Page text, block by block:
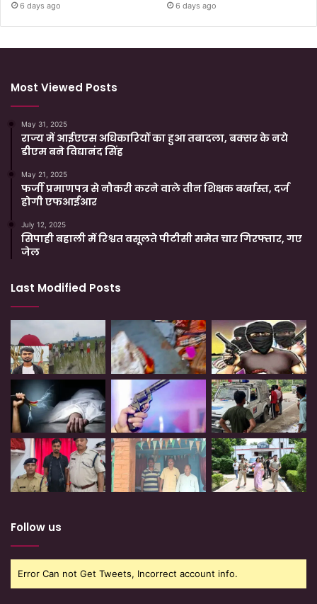
6 days ago 6 days ago
Most Viewed Posts
May 31, 2025
राज्य में आईएएस अधिकारियों का हुआ तबादला, बक्सर के नये
डीएम बने विद्यानंद सिंह
May 21, 2025
फर्जी प्रमाणपत्र से नौकरी करने वाले तीन शिक्षक बर्खास्त, दर्ज
होगी एफआईआर
July 12, 2025
सिपाही बहाली में रिश्वत वसूलते पीटीसी समेत चार गिरफ्तार, गए
जेल
Last Modified Posts
Follow us
Error Can not Get Tweets, Incorrect account info.